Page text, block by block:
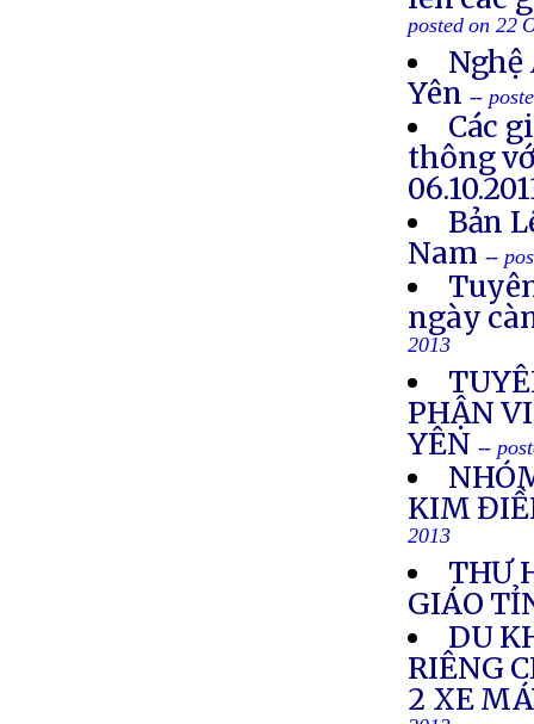
posted on 22
Nghệ
Yên --
Các
thông
Bản
Nam --
ngày
2013
PHẬN
YÊN --
KIM
2013
THƯ
GIÁO
DU
RIÊNG
2 XE